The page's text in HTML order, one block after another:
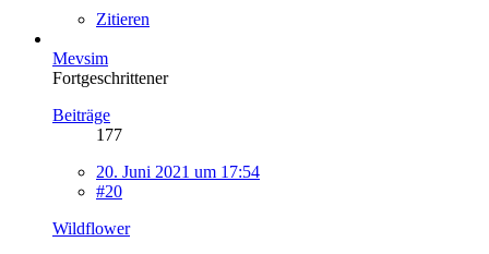
Zitieren
Mevsim
Fortgeschrittener
Beiträge
177
20. Juni 2021 um 17:54
#20
Wildflower